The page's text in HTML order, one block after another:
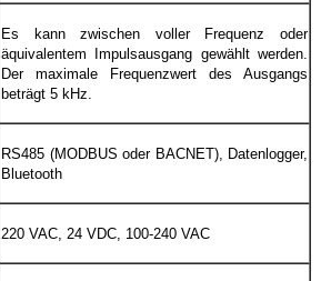
Es kann zwischen voller Frequenz oder
äquivalentem Impulsausgang gewählt werden.
Der maximale Frequenzwert des Ausgangs
beträgt 5 kHz.
RS485 (MODBUS oder BACNET), Datenlogger,
Bluetooth
220 VAC, 24 VDC, 100-240 VAC